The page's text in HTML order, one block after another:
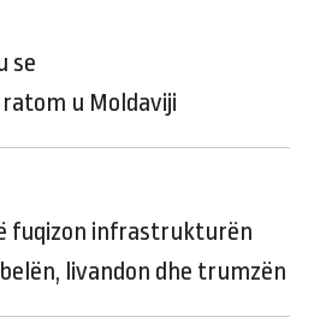
se
u Moldaviji
fuqizon infrastrukturën
livandon dhe trumzën